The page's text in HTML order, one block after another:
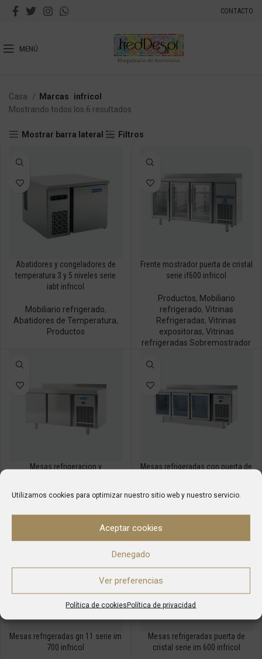
Utilizamos cookies para optimizar nuestro sitio web y nuestro servicio.
Aceptar cookies
Denegado
Ver preferencias
Política de cookiesPolítica de privacidad
CONTACTO
MENÚ
Casa Marcas
infricol
Mostrando todos los 6 resultados
Mostrar barra lateral Filtros
Abatidores y congeladores de
temperatura 3 y 5 niveles serie
iabt infricol
Mobiliario refrigerado,
Abatidores de Temperatura,
Productos
Frente mostrador puerta de cristal
serie if600 infricol
Productos, Mobiliario
refrigerado, Vitrinas
Refrigeradas,Vitrinas
expositoras, Vitrinas
refrigeradas Sobremostrador
Mesas refrigeracion y
Mobiliario refrigerado ,Mesas
Mesas refrigeradas con puerta de
Mobiliario refrigerado,Mesas
Mesas refrigeradas gn 11 serie im
700 infricol
Mesas refrigeradas puerta de
cristal serie im 600 infricol